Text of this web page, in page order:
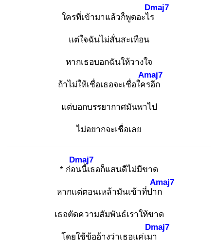
ใครที่เข้ามาแล้วก็พูดอะไร
Dmaj7
แต่ใจฉันไม่สั่นสะเทือน
หากเธอบอกฉันให้วางใจ
ถ้าไม่ให้เชื่อเธอจะเชื่อใคร
Amaj7
อีก
แต่บอกบรรยากาศมันพาไป
ไม่อยากจะเชื่อเลย
* ก่อน
Dmaj7
นี้เธอก็แสนดีไม่มีขาด
หากแต่ตอนเหล้ามันเข้าที่ปาก
Amaj7
เธอตัดความสัมพันธ์เราให้ขาด
โดยใช้ข้ออ้างว่าเธอแค่เมา
Dmaj7